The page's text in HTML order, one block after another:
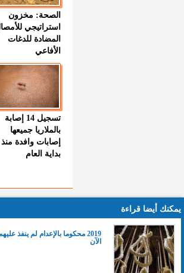
الصحة: مخزون
استراتيجي
المضادة للدغات
الأفاعي
تسجيل 14 إصابة
بالملاريا جميعها
إصابات وافدة منذ
بداية العام
يمكنك أيضا قراءة
2019 محكوما بالإعدام لم ينفذ
الآن